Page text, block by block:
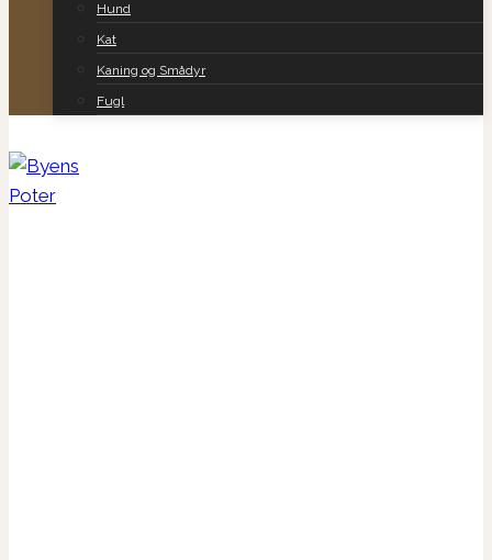
Hund
Kat
Kaning og Smådyr
Fugl